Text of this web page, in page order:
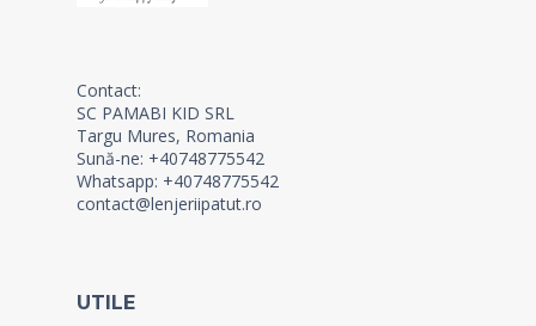
Contact:
SC PAMABI KID SRL
Targu Mures, Romania
Sună-ne: +40748775542
Whatsapp: +40748775542
contact@lenjeriipatut.ro
UTILE